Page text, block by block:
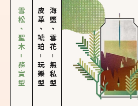
雪松、聖木－務實型 皮革、琥珀
－
玩樂型
海鹽、雪花
－
無私型